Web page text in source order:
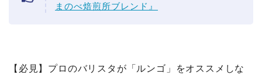
まのべ焙煎所ブレンド』
【必見】プロのバリスタが「ルンゴ」をオススメしな